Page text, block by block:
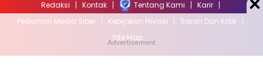
Redaksi Kontak Tentang Kami
Karir
Pedoman Media Siber
Kebijakan Privasi
Saran Dan Kritik
Site Map